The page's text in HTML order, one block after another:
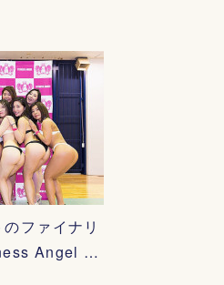
ファイナリ
Angel …